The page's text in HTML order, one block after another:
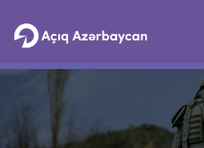
GƏRGİNLİYƏ BAXMAYARAQ